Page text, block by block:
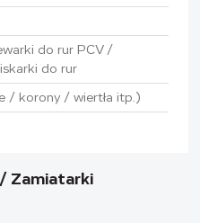
do rur PCV /
do rur
/ korony / wiertła itp.)
Zamiatarki